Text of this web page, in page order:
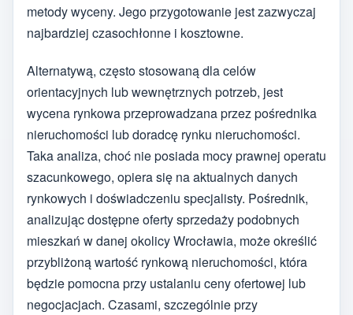
metody wyceny. Jego przygotowanie jest zazwyczaj
najbardziej czasochłonne i kosztowne.
Alternatywą, często stosowaną dla celów
orientacyjnych lub wewnętrznych potrzeb, jest
wycena rynkowa przeprowadzana przez pośrednika
nieruchomości lub doradcę rynku nieruchomości.
Taka analiza, choć nie posiada mocy prawnej operatu
szacunkowego, opiera się na aktualnych danych
rynkowych i doświadczeniu specjalisty. Pośrednik,
analizując dostępne oferty sprzedaży podobnych
mieszkań w danej okolicy Wrocławia, może określić
przybliżoną wartość rynkową nieruchomości, która
będzie pomocna przy ustalaniu ceny ofertowej lub
negocjacjach. Czasami, szczególnie przy